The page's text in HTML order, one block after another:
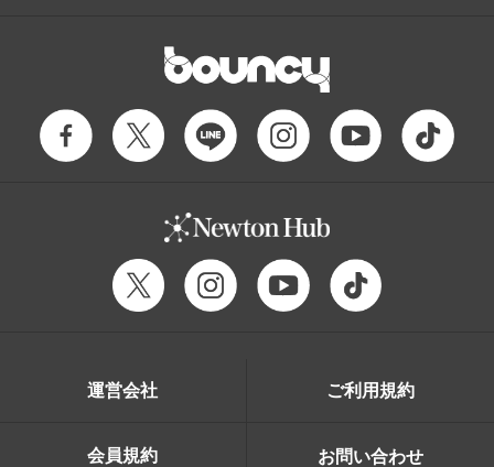
運営会社 ご利用規約
会員規約 お問い合わせ